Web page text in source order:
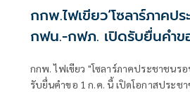
กกพ.ไฟเขียว‘โซลาร์ภาคปร
กฟน.-กฟภ. เปิดรับยื่นคำข
กกพ. ไฟเขียว "โซลาร์ภาคประชาชนร
รับยื่นคำขอ 1 ก.ค. นี้ เปิดโอกาสประชาชนผลิตไฟฟ้าใช้เอง